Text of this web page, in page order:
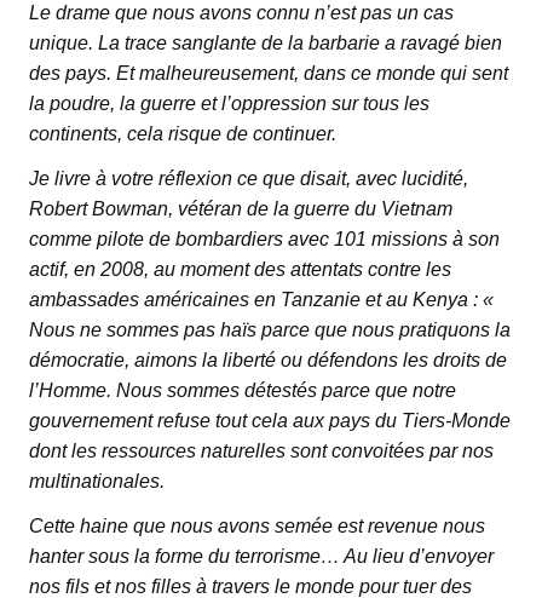
Le drame que nous avons connu n’est pas un cas
unique. La trace sanglante de la barbarie a ravagé bien
des pays. Et malheureusement, dans ce monde qui sent
la poudre, la guerre et l’oppression sur tous les
continents, cela risque de continuer.
Je livre à votre réflexion ce que disait, avec lucidité,
Robert Bowman, vétéran de la guerre du Vietnam
comme pilote de bombardiers avec 101 missions à son
actif, en 2008, au moment des attentats contre les
ambassades américaines en Tanzanie et au Kenya : «
Nous ne sommes pas haïs parce que nous pratiquons la
démocratie, aimons la liberté ou défendons les droits de
l’Homme. Nous sommes détestés parce que notre
gouvernement refuse tout cela aux pays du Tiers-Monde
dont les ressources naturelles sont convoitées par nos
multinationales.
Cette haine que nous avons semée est revenue nous
hanter sous la forme du terrorisme… Au lieu d’envoyer
nos fils et nos filles à travers le monde pour tuer des